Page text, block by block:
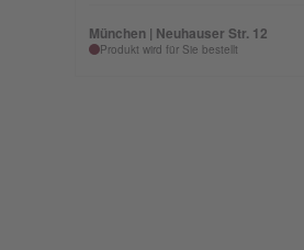
München | Neuhauser Str. 12
Produkt wird für Sie bestellt